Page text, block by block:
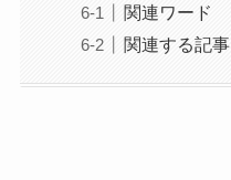
関連ワード
関連する記事